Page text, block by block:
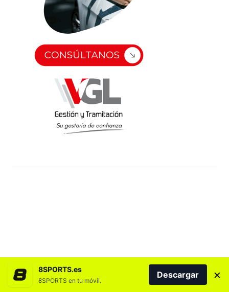
8SPORTS.es
8SPORTS en tu móvil.
Descargar ×